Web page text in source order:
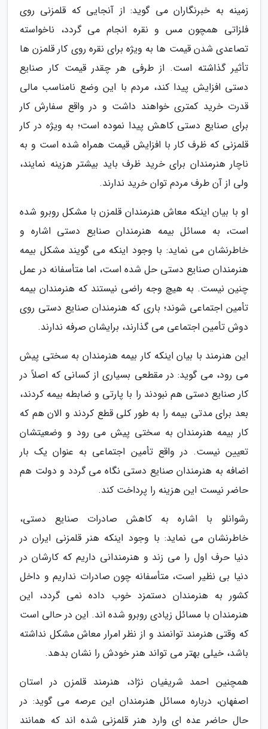
زمینه به خبرنگاران می گوید: از آنجایی که قلمزنی روی
فلزاتی همچون مس و نقره انجام می گردد، ناخواسته
تصاعدی شدن قیمت ها به ویژه برای نقره روی کار قلمزن ها
تأثیر گذاشته است. از طرفی هر چقدر قیمت کار صنایع
دستی افزایش پیدا کند، مردم با این وضع نامناسب مالی
قدرت خرید کمتری خواهند داشت و در واقع سفارش کار
برای صنایع دستی کاهش پیدا نموده است؛ به ویژه در کار
قلمزنی که ظرف کار با افزایش قیمت همراه شده است و به
ناچار هنرمندان برای خرید ظرف باید بیشتر هزینه نمایند،
ولی از آن طرف مردم توان خرید ندارند.
او با بیان اینکه معاش هنرمندان قلمزن با مشکل روبرو شده
است، به مسائل بیمه هنرمندان صنایع دستی اشاره و
خاطرنشان می نماید: با وجود اینکه می گویند مشکل بیمه
هنرمندان صنایع دستی حل شده است، اما متأسفانه در عمل
چنین نیست. به هیچ وجه راضی نیستند که هنرمندان بیمه
تأمین اجتماعی شوند؛ باری که هنرمندان صنایع دستی روی
دوش تأمین اجتماعی می گذارند، برایشان صرفه ندارند.
این هنرمند با بیان اینکه کار بیمه هنرمندان به سختی پیش
می رود، می گوید: در مقطعی بسیاری از کسانی که اصلاً در
کار صنایع دستی هم نبودند را با پارتی و ضابطه بیمه کردند،
بعد برای مدتی بیمه را به طور کلی قطع کردند و الان هم که
کار بیمه هنرمندان به سختی پیش می رود و وضعیتشان
تعیین نیست. در واقع تأمین اجتماعی به عنوان یک بار
اضافه به هنرمندان صنایع دستی نگاه می گردد و دولت هم
حاضر نیست این هزینه را پرداخت کند.
رشوانلو با اشاره به کاهش صادرات صنایع دستی،
خاطرنشان می نماید: با وجود اینکه هنر قلمزنی ایران در
دنیا حرف اول را می زند و هنرمندانی داریم که کارشان در
دنیا بی نظیر است، متأسفانه چون صادرات نداریم و داخل
کشور به هنرمندان دستمزد خوب داده نمی گردد، این
هنرمندان با مسائل زیادی روبرو شده اند. این در حالی است
که وقتی هنرمند توانمند و از نظر امرار معاش مشکل نداشته
باشد، خیلی بهتر می تواند هنر خودش را نشان بدهد.
همچنین احمد شریفیان نژاد، هنرمند قلمزن در استان
اصفهان، درباره مسائل هنرمندان این عرصه می گوید: در
حال حاضر عده ای وارد هنر قلمزنی شده اند که همانند